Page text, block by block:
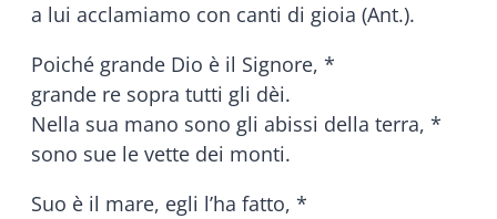
a lui acclamiamo con canti di gioia (Ant.).
Poiché grande Dio è il Signore, *
grande re sopra tutti gli dèi.
Nella sua mano sono gli abissi della terra, *
sono sue le vette dei monti.
Suo è il mare, egli l’ha fatto, *